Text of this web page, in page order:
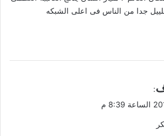
جدا من الناس فى اعلى الشبكه
: